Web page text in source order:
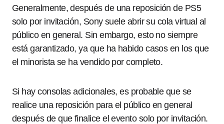
Generalmente, después de una reposición de PS5
solo por invitación, Sony suele abrir su cola virtual al
público en general. Sin embargo, esto no siempre
está garantizado, ya que ha habido casos en los que
el minorista se ha vendido por completo.
Si hay consolas adicionales, es probable que se
realice una reposición para el público en general
después de que finalice el evento solo por invitación.